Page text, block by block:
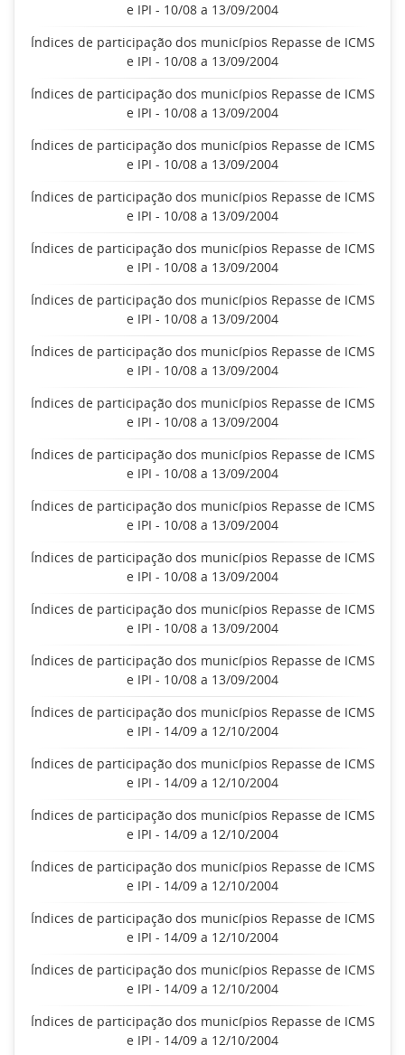
e IPI - 10/08 a 13/09/2004
Índices de participação dos municípios Repasse de ICMS
e IPI - 10/08 a 13/09/2004
Índices de participação dos municípios Repasse de ICMS
e IPI - 10/08 a 13/09/2004
Índices de participação dos municípios Repasse de ICMS
e IPI - 10/08 a 13/09/2004
Índices de participação dos municípios Repasse de ICMS
e IPI - 10/08 a 13/09/2004
Índices de participação dos municípios Repasse de ICMS
e IPI - 10/08 a 13/09/2004
Índices de participação dos municípios Repasse de ICMS
e IPI - 10/08 a 13/09/2004
Índices de participação dos municípios Repasse de ICMS
e IPI - 10/08 a 13/09/2004
Índices de participação dos municípios Repasse de ICMS
e IPI - 10/08 a 13/09/2004
Índices de participação dos municípios Repasse de ICMS
e IPI - 10/08 a 13/09/2004
Índices de participação dos municípios Repasse de ICMS
e IPI - 10/08 a 13/09/2004
Índices de participação dos municípios Repasse de ICMS
e IPI - 10/08 a 13/09/2004
Índices de participação dos municípios Repasse de ICMS
e IPI - 10/08 a 13/09/2004
Índices de participação dos municípios Repasse de ICMS
e IPI - 10/08 a 13/09/2004
Índices de participação dos municípios Repasse de ICMS
e IPI - 14/09 a 12/10/2004
Índices de participação dos municípios Repasse de ICMS
e IPI - 14/09 a 12/10/2004
Índices de participação dos municípios Repasse de ICMS
e IPI - 14/09 a 12/10/2004
Índices de participação dos municípios Repasse de ICMS
e IPI - 14/09 a 12/10/2004
Índices de participação dos municípios Repasse de ICMS
e IPI - 14/09 a 12/10/2004
Índices de participação dos municípios Repasse de ICMS
e IPI - 14/09 a 12/10/2004
Índices de participação dos municípios Repasse de ICMS
e IPI - 14/09 a 12/10/2004